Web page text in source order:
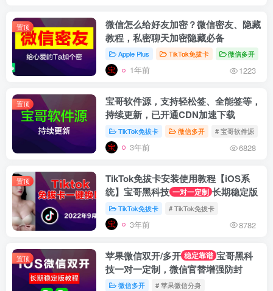
置顶
微信怎么给好友加密？微信密友、隐藏
教程，私密聊天加密隐藏必备
Apple Plus TikTok免拔卡 微信多开
1年前 1223
置顶
宝哥软件源，支持轻松签、全能签等，
持续更新，已开通CDN加速下载
TikTok免拔卡 微信多开 # 宝哥软件源
3年前 6828
置顶
TikTok免拔卡安装使用教程【iOS系
统】宝哥黑科技 一对一定制 长期稳定版
TikTok免拔卡 # TikTok免拔卡
3年前 8782
置顶 苹果微信双开/多开 稳定靠谱 宝哥黑科
技一对一定制，微信官替增强防封
微信多开 # 苹果微信分身